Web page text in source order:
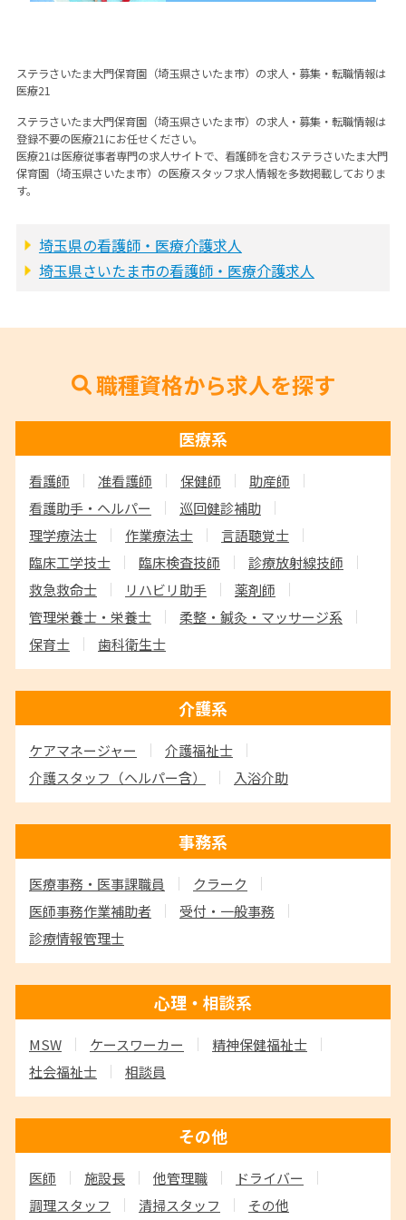
ステラさいたま大門保育園（埼玉県さいたま市）の求人・募集・転職情報は
医療21
ステラさいたま大門保育園（埼玉県さいたま市）の求人・募集・転職情報は
登録不要の医療21にお任せください。
医療21は医療従事者専門の求人サイトで、看護師を含むステラさいたま大門
保育園（埼玉県さいたま市）の医療スタッフ求人情報を多数掲載しておりま
す。
埼玉県の看護師・医療介護求人
埼玉県さいたま市の看護師・医療介護求人
職種資格から求人を探す
医療系
看護師 准看護師 保健師
助産師
看護助手・ヘルパー
巡回健診補助
理学療法士
作業療法士
言語聴覚士
臨床工学技士
臨床検査技師
診療放射線技師
救急救命士
リハビリ助手
薬剤師
管理栄養士・栄養士
柔整・鍼灸・マッサージ系
保育士
歯科衛生士
介護系
ケアマネージャー
介護福祉士
介護スタッフ （ヘルパー含） 入浴介助
事務系
医療事務・医事課職員
クラーク
医師事務作業補助者
受付・一般事務
診療情報管理士
心理・相談系
MSW ケースワーカー
精神保健福祉士
社会福祉士
相談員
その他
医師 施設長 他管理職
ドライバー
調理スタッフ
清掃スタッフ その他